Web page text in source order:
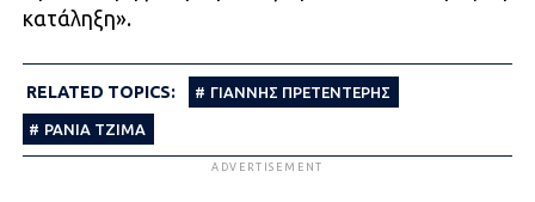
κατάληξη».
RELATED TOPICS: ΓΙΑΝΝΗΣ ΠΡΕΤΕΝΤΕΡΗΣ
ΡΑΝΙΑ ΤΖΙΜΑ
ADVERTISEMENT